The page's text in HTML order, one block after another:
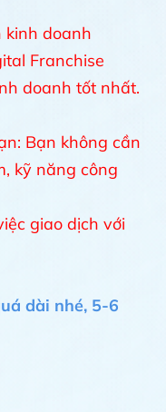
kinh doanh
Franchise
doanh tốt nhất.
Bạn không cần
kỹ năng công
giao dịch với
dài nhé, 5-6